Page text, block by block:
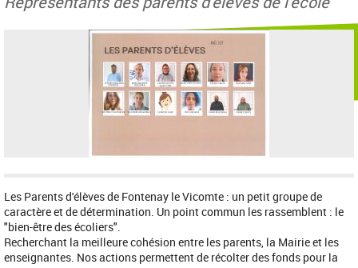
Les Parents d'élèves de Fontenay le Vicomte : un petit groupe de
caractère et de détermination. Un point commun les rassemblent : le
"bien-être des écoliers".
Recherchant la meilleure cohésion entre les parents, la Mairie et les
enseignantes. Nos actions permettent de récolter des fonds pour la